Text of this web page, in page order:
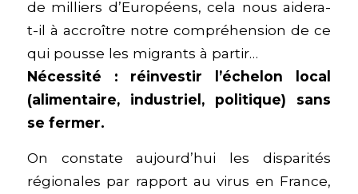
de milliers d’Européens, cela nous aidera-
t-il à accroître notre compréhension de ce
qui pousse les migrants à partir…
Nécessité : réinvestir l’échelon local
(alimentaire, industriel, politique) sans
se fermer.
On constate aujourd’hui les disparités
régionales par rapport au virus en France,